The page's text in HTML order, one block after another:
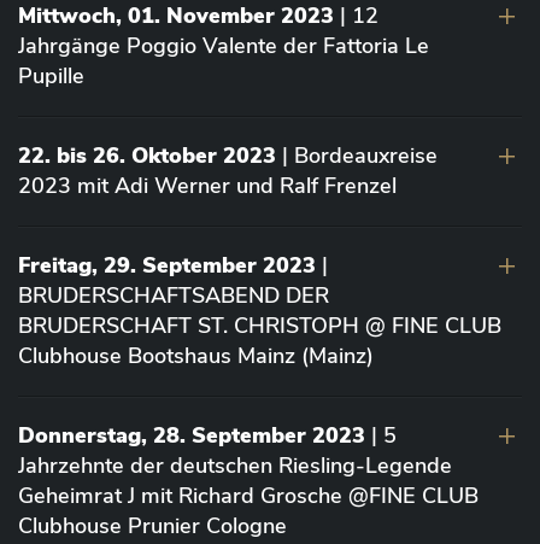
Mittwoch, 01. November 2023 | 12
Jahrgänge Poggio Valente der Fattoria Le
Pupille
22. bis 26. Oktober 2023 | Bordeauxreise
2023 mit Adi Werner und Ralf Frenzel
Freitag, 29. September 2023 |
BRUDERSCHAFTSABEND DER
BRUDERSCHAFT ST. CHRISTOPH @ FINE CLUB
Clubhouse Bootshaus Mainz (Mainz)
Donnerstag, 28. September 2023 | 5
Jahrzehnte der deutschen Riesling-Legende
Geheimrat J mit Richard Grosche @FINE CLUB
Clubhouse Prunier Cologne